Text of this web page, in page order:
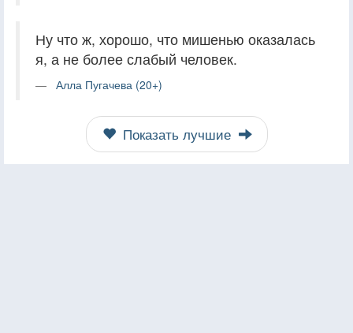
Ну что ж, хорошо, что мишенью оказалась
я, а не более слабый человек.
Алла Пугачева (20+)
Показать лучшие